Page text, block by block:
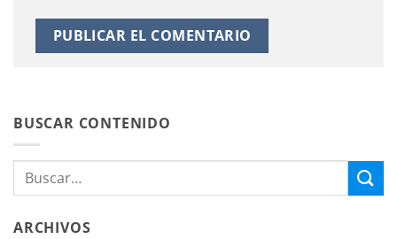
BUSCAR CONTENIDO
ARCHIVOS